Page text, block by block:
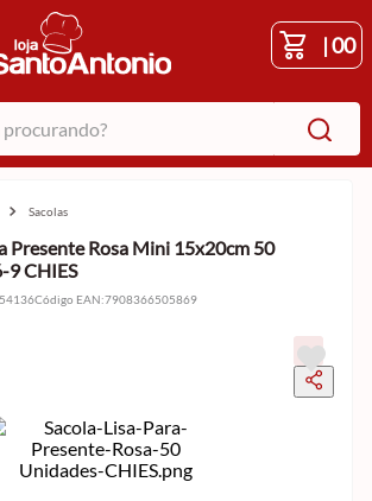
|00
sacolas
Presente Rosa Mini 15x20cm 50
9 CHIES
Código EAN:7908366505869